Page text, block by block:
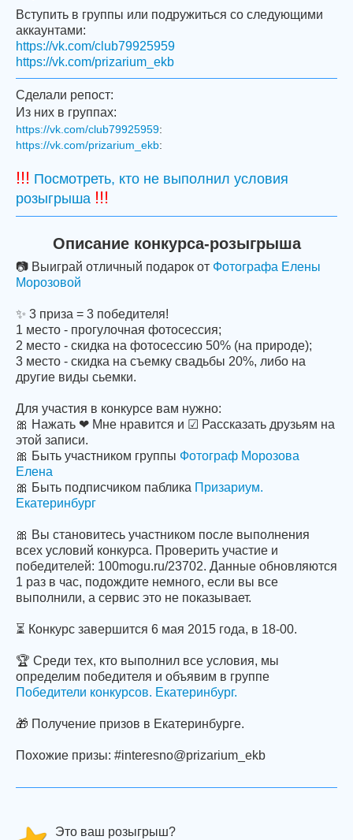
Вступить в группы или подружиться со следующими
аккаунтами:
https://vk.com/club79925959
https://vk.com/prizarium_ekb
Сделали репост:
Из них в группах:
https://vk.com/club79925959:
https://vk.com/prizarium_ekb:
!!! Посмотреть, кто не выполнил условия
розыгрыша !!!
Описание конкурса-розыгрыша
📷 Выиграй отличный подарок от Фотографа Елены
Морозовой
✨ 3 приза = 3 победителя!
1 место - прогулочная фотосессия;
2 место - скидка на фотосессию 50% (на природе);
3 место - скидка на съемку свадьбы 20%, либо на
другие виды сьемки.
Для участия в конкурсе вам нужно:
🎀 Нажать ❤ Мне нравится и ☑ Рассказать друзьям на
этой записи.
🎀 Быть участником группы Фотограф Морозова
Елена
🎀 Быть подписчиком паблика Призариум.
Екатеринбург
🎀 Вы становитесь участником после выполнения
всех условий конкурса. Проверить участие и
победителей: 100mogu.ru/23702. Данные обновляются
1 раз в час, подождите немного, если вы все
выполнили, а сервис это не показывает.
⏳ Конкурс завершится 6 мая 2015 года, в 18-00.
🏆 Среди тех, кто выполнил все условия, мы
определим победителя и объявим в группе
Победители конкурсов. Екатеринбург.
🎁 Получение призов в Екатеринбурге.
Похожие призы: #interesno@prizarium_ekb
Это ваш розыгрыш?